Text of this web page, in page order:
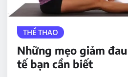
THỂ THAO
Những mẹo giảm
tế bạn cần biết